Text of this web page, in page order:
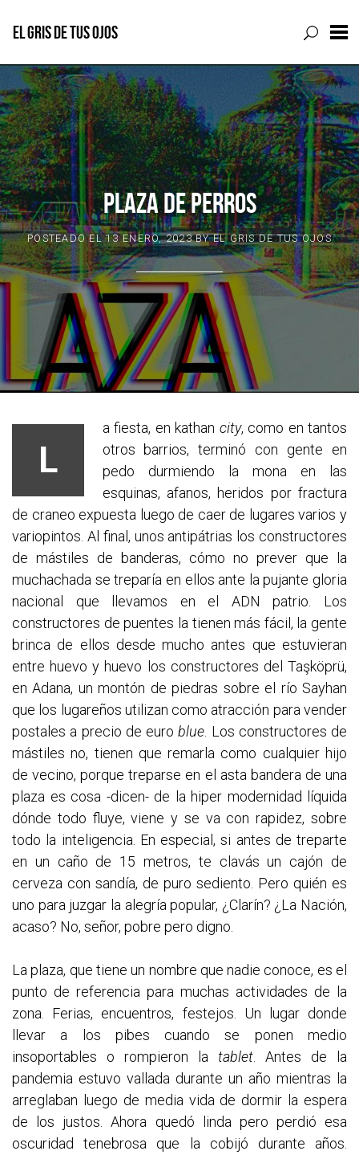
Skip
to
content
EL GRIS DE TUS OJOS
PLAZA DE PERROS
POSTEADO EL13 ENERO, 2023BYEL GRIS DE TUS OJOS
L
a fiesta, en kathan city, como en tantos
otros barrios, terminó con gente en
pedo durmiendo la mona en las
esquinas, afanos, heridos por fractura
de craneo expuesta luego de caer de lugares varios y
variopintos. Al final, unos antipátrias los constructores
de mástiles de banderas, cómo no prever que la
muchachada se treparía en ellos ante la pujante gloria
nacional que llevamos en el ADN patrio. Los
constructores de puentes la tienen más fácil, la gente
brinca de ellos desde mucho antes que estuvieran
entre huevo y huevo los constructores del Taşköprü,
en Adana, un montón de piedras sobre el río Sayhan
que los lugareños utilizan como atracción para vender
postales a precio de euroblue . Los constructores de
mástiles no, tienen que remarla como cualquier hijo
de vecino, porque treparse en el asta bandera de una
plaza es cosa -dicen- de la hiper modernidad líquida
dónde todo fluye, viene y se va con rapidez, sobre
todo la inteligencia. En especial, si antes de treparte
en un caño de 15 metros, te clavás un cajón de
cerveza con sandía, de puro sediento. Pero quién es
uno para juzgar la alegría popular, ¿Clarín? ¿La Nación,
acaso? No, señor, pobre pero digno.
La plaza, que tiene un nombre que nadie conoce, es el
punto de referencia para muchas actividades de la
zona. Ferias, encuentros, festejos. Un lugar donde
llevar a los pibes cuando se ponen medio
insoportables o rompieron la tablet . Antes de la
pandemia estuvo vallada durante un año mientras la
arreglaban luego de media vida de dormir la espera
de los justos. Ahora quedó linda pero perdió esa
oscuridad tenebrosa que la cobijó durante años.